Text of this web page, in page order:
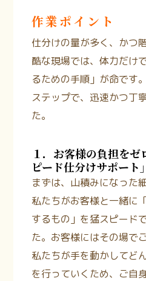
作業ポイント
仕分けの量が多く、かつ
酷な現場では、体力だけ
るための手順」が命です
ステップで、迅速かつ丁
た。
１．お客様の負担を
ピード仕分けサポート」
まずは、山積みになった
私たちがお客様と一緒に
するもの」を猛スピード
た。お客様にはその場で
私たちが手を動かしてど
を行っていくため、ご自